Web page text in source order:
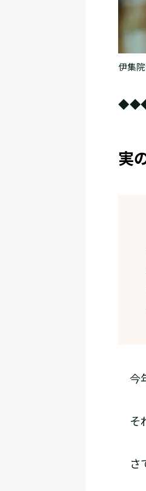
伊集
実
今
そ
さ